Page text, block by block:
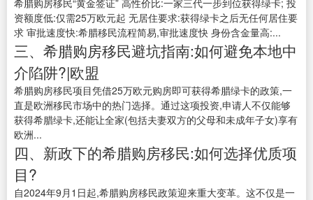
希腊购房移民“黄金签证” 高性价比:一家三代一步到位获得绿卡; 投
资额度低:仅需25万欧元起 无居住要求:获得绿卡之后无任何居住要
求 审批速度快:希腊移民流程简易,审批速度快 身份含金量高:...
三、希腊购房移民避坑指南:如何避免本地中
介陷阱?|欧盟
希腊购房移民项目凭借25万欧元购房即可获得希腊绿卡的政策,一
直是欧洲移民市场中的热门选择。通过这项投资,申请人不仅能够
获得希腊绿卡,还能让全家(包括夫妻双方的父母和未成年子女)享有
欧洲...
四、新政下的希腊购房移民:如何选择优质项
目?
自2024年9月1日起,希腊购房移民政策迎来重大变革。这不仅是一